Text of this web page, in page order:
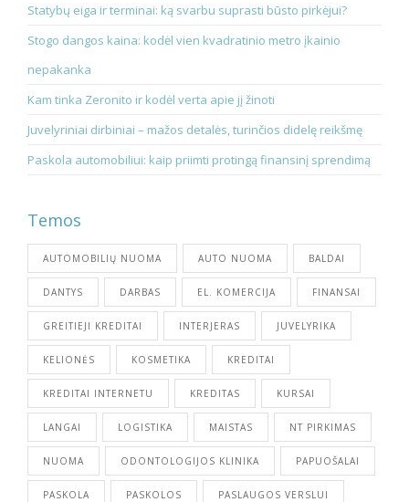
Statybų eiga ir terminai: ką svarbu suprasti būsto pirkėjui?
Stogo dangos kaina: kodėl vien kvadratinio metro įkainio
nepakanka
Kam tinka Zeronito ir kodėl verta apie jį žinoti
Juvelyriniai dirbiniai – mažos detalės, turinčios didelę reikšmę
Paskola automobiliui: kaip priimti protingą finansinį sprendimą
Temos
AUTOMOBILIŲ NUOMA AUTO NUOMA BALDAI
DANTYS DARBAS EL. KOMERCIJA FINANSAI
GREITIEJI KREDITAI INTERJERAS JUVELYRIKA
KELIONĖS KOSMETIKA KREDITAI
KREDITAI INTERNETU KREDITAS KURSAI
LANGAI LOGISTIKA MAISTAS NT PIRKIMAS
NUOMA ODONTOLOGIJOS KLINIKA PAPUOŠALAI
PASKOLA PASKOLOS PASLAUGOS VERSLUI